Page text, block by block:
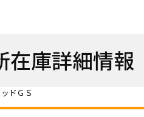
在庫詳細情報
ドＧＳ